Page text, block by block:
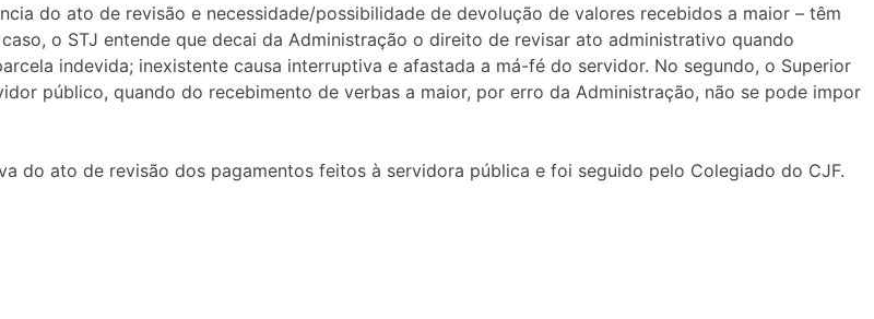
do ato de revisão e necessidade/possibilidade de devolução de valores recebidos a maior – têm
o STJ entende que decai da Administração o direito de revisar ato administrativo quando
indevida; inexistente causa interruptiva e afastada a má-fé do servidor. No segundo, o Superior
público, quando do recebimento de verbas a maior, por erro da Administração, não se pode impor
do ato de revisão dos pagamentos feitos à servidora pública e foi seguido pelo Colegiado do CJF.